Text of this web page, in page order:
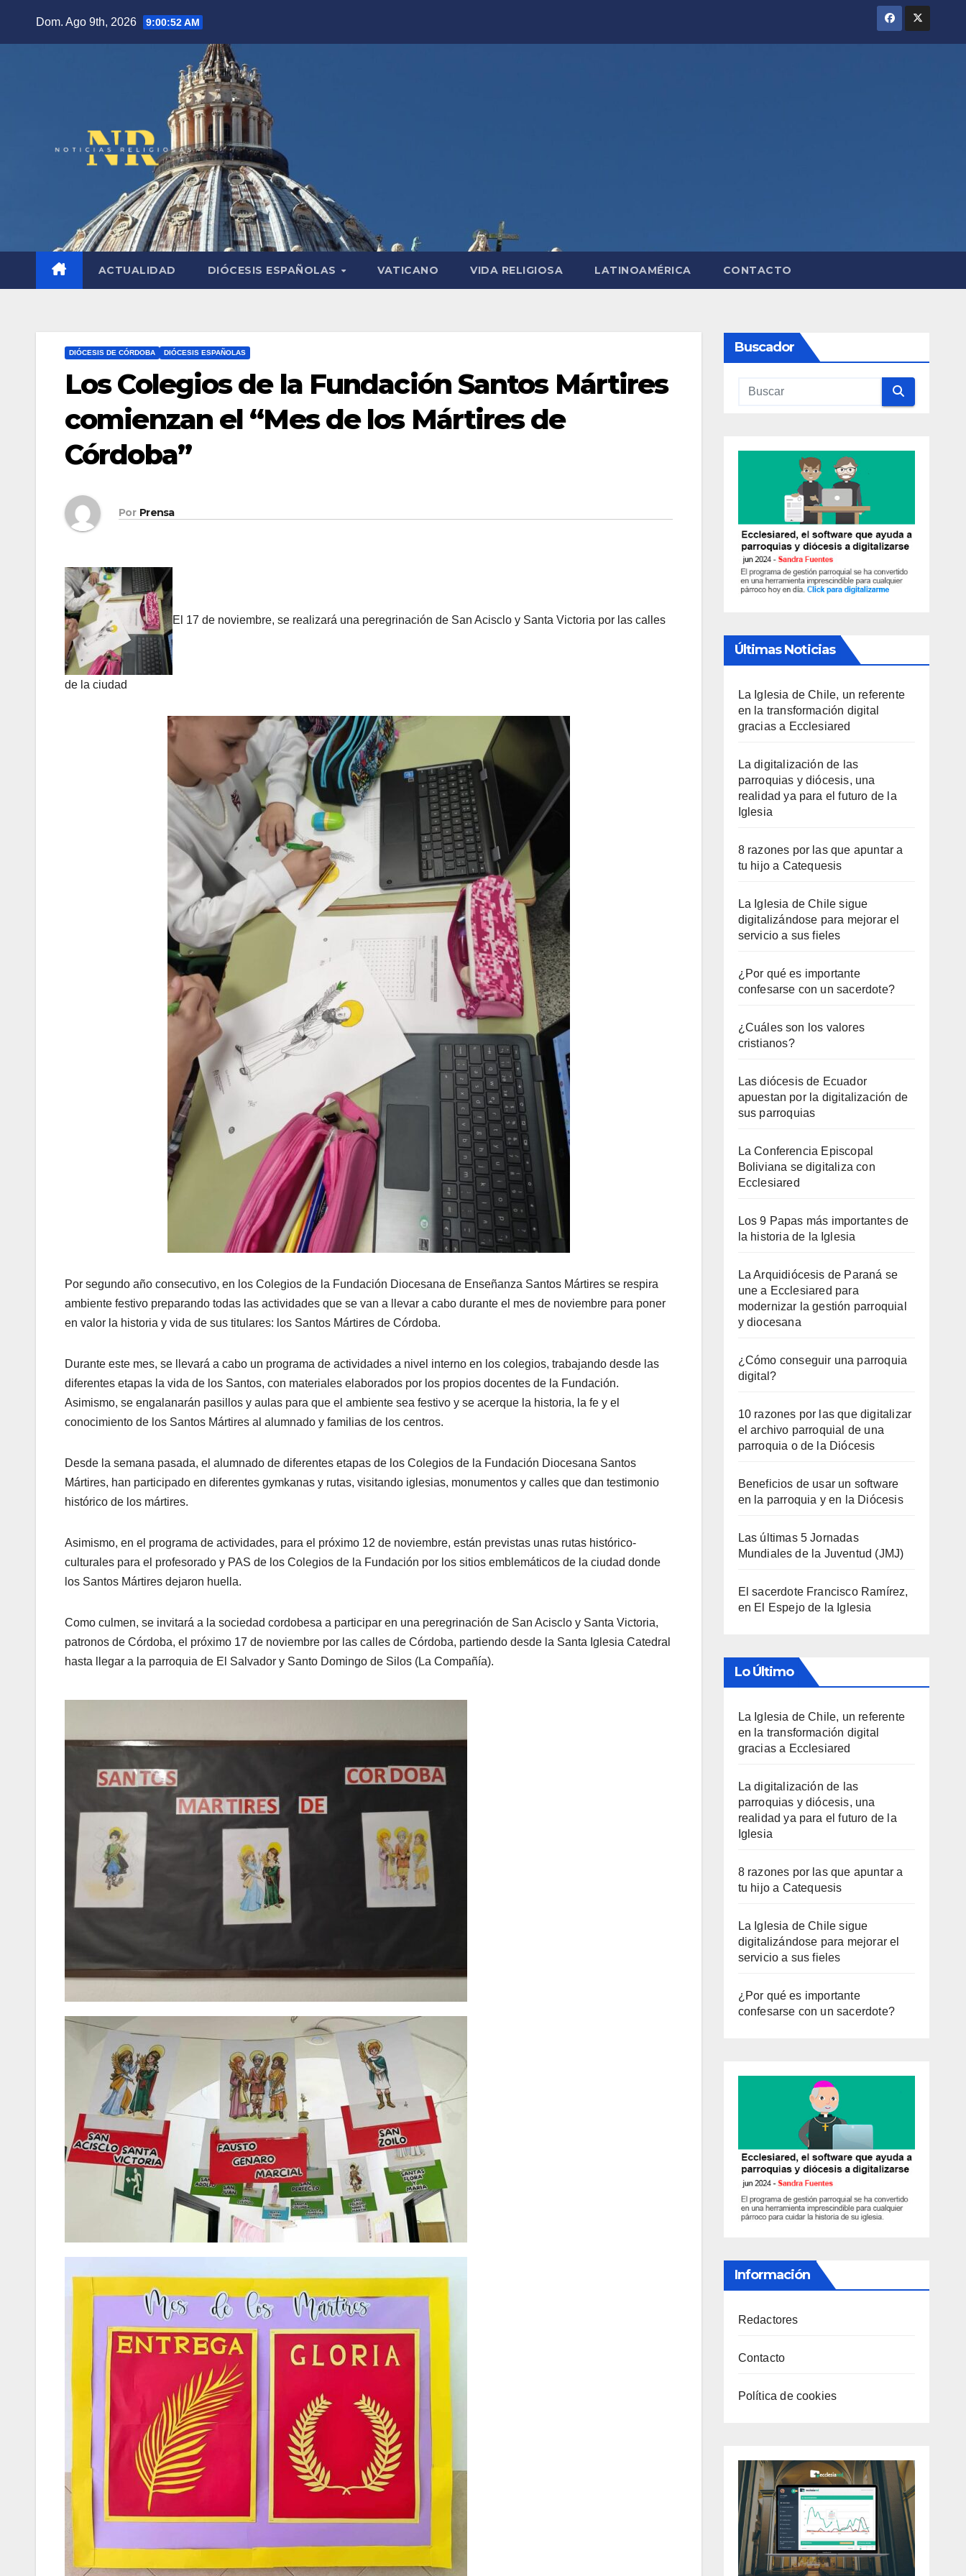
Dom. Ago 9th, 2026 9:00:53 AM
ACTUALIDAD DIÓCESIS ESPAÑOLAS VATICANO VIDA RELIGIOSA LATINOAMÉRICA CONTACTO
DIÓCESIS DE CÓRDOBA DIÓCESIS ESPAÑOLAS
Los Colegios de la Fundación Santos Mártires
comienzan el “Mes de los Mártires de
Córdoba”
Por Prensa
El 17 de noviembre, se realizará una peregrinación de San Acisclo y Santa Victoria por las calles
de la ciudad
Por segundo año consecutivo, en los Colegios de la Fundación Diocesana de Enseñanza Santos Mártires se respira
ambiente festivo preparando todas las actividades que se van a llevar a cabo durante el mes de noviembre para poner
en valor la historia y vida de sus titulares: los Santos Mártires de Córdoba.
Durante este mes, se llevará a cabo un programa de actividades a nivel interno en los colegios, trabajando desde las
diferentes etapas la vida de los Santos, con materiales elaborados por los propios docentes de la Fundación.
Asimismo, se engalanarán pasillos y aulas para que el ambiente sea festivo y se acerque la historia, la fe y el
conocimiento de los Santos Mártires al alumnado y familias de los centros.
Desde la semana pasada, el alumnado de diferentes etapas de los Colegios de la Fundación Diocesana Santos
Mártires, han participado en diferentes gymkanas y rutas, visitando iglesias, monumentos y calles que dan testimonio
histórico de los mártires.
Asimismo, en el programa de actividades, para el próximo 12 de noviembre, están previstas unas rutas histórico-
culturales para el profesorado y PAS de los Colegios de la Fundación por los sitios emblemáticos de la ciudad donde
los Santos Mártires dejaron huella.
Como culmen, se invitará a la sociedad cordobesa a participar en una peregrinación de San Acisclo y Santa Victoria,
patronos de Córdoba, el próximo 17 de noviembre por las calles de Córdoba, partiendo desde la Santa Iglesia Catedral
hasta llegar a la parroquia de El Salvador y Santo Domingo de Silos (La Compañía).
Buscador
Últimas Noticias
La Iglesia de Chile, un referente
en la transformación digital
gracias a Ecclesiared
La digitalización de las
parroquias y diócesis, una
realidad ya para el futuro de la
Iglesia
8 razones por las que apuntar a
tu hijo a Catequesis
La Iglesia de Chile sigue
digitalizándose para mejorar el
servicio a sus fieles
¿Por qué es importante
confesarse con un sacerdote?
¿Cuáles son los valores
cristianos?
Las diócesis de Ecuador
apuestan por la digitalización de
sus parroquias
La Conferencia Episcopal
Boliviana se digitaliza con
Ecclesiared
Los 9 Papas más importantes de
la historia de la Iglesia
La Arquidiócesis de Paraná se
une a Ecclesiared para
modernizar la gestión parroquial
y diocesana
¿Cómo conseguir una parroquia
digital?
10 razones por las que digitalizar
el archivo parroquial de una
parroquia o de la Diócesis
Beneficios de usar un software
en la parroquia y en la Diócesis
Las últimas 5 Jornadas
Mundiales de la Juventud (JMJ)
El sacerdote Francisco Ramírez,
en El Espejo de la Iglesia
Lo Último
La Iglesia de Chile, un referente
en la transformación digital
gracias a Ecclesiared
La digitalización de las
parroquias y diócesis, una
realidad ya para el futuro de la
Iglesia
8 razones por las que apuntar a
tu hijo a Catequesis
La Iglesia de Chile sigue
digitalizándose para mejorar el
servicio a sus fieles
¿Por qué es importante
confesarse con un sacerdote?
Información
Redactores
Contacto
Política de cookies